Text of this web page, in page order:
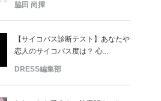
脇田 尚揮
【サイコパス診断テスト】あなたや
恋人のサイコパス度は？ 心...
DRESS編集部